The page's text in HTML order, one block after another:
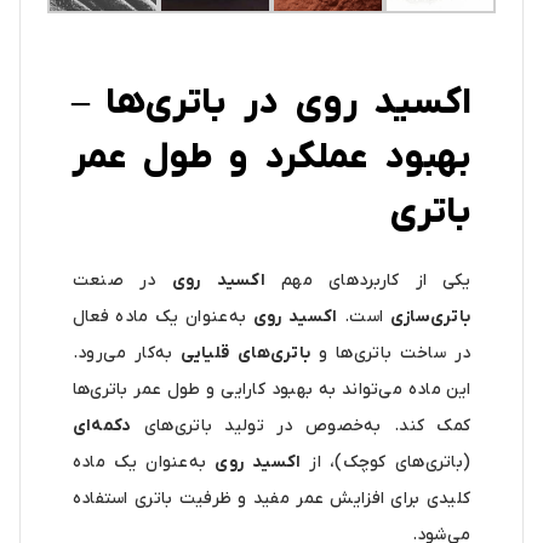
اکسید روی در باتری‌ها –
بهبود عملکرد و طول عمر
باتری
یکی از کاربردهای مهم اکسید روی در صنعت
باتری‌سازی است. اکسید روی به‌عنوان یک ماده فعال
در ساخت باتری‌ها و باتری‌های قلیایی به‌کار می‌رود.
این ماده می‌تواند به بهبود کارایی و طول عمر باتری‌ها
کمک کند. به‌خصوص در تولید باتری‌های دکمه‌ای
(باتری‌های کوچک)، از اکسید روی به‌عنوان یک ماده
کلیدی برای افزایش عمر مفید و ظرفیت باتری استفاده
می‌شود.